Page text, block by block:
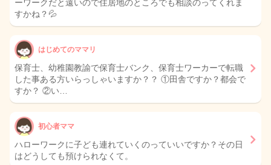
ーワークだと遠いので住居地のところでも相談のってくれま
すかね？💦
はじめてのママリ
保育士、幼稚園教諭で保育士バンク、保育士ワーカーで転職
した事ある方いらっしゃいますか？？ ①田舎ですか？都会で
すか？ ②い…
初心者ママ
ハローワークに子ども連れていくのっていいですか？その日
はどうしても預けられなくて。